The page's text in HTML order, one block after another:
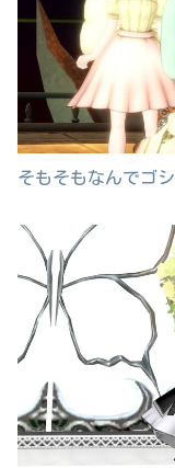
そもそもなんでゴ